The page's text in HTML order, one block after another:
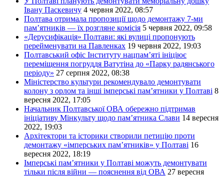
Івану Паскевичу 4 червня 2022, 08:57
Полтава отримала пропозиції щодо демонтажу 7-ми
пам’ятників — їх розгляне комісія 5 червня 2022, 09:58
«Дерусифікація» Полтави: які вулиці пропонують
перейменувати на Павленках 19 червня 2022, 19:03
Полтавський офіс Інституту нацпам’яті ініціює
переміщення погруддя Ватутіна до «Парку радянського
періоду» 27 серпня 2022, 08:38
Міністерство культури рекомендувало демонтувати
колону з орлом та інші імперські пам’ятники у Полтаві 8
вересня 2022, 17:05
Начальник Полтавської ОВА обережно підтримав
ініціативу Мінкульту щодо пам’ятника Слави 14 вересня
2022, 19:03
Архітектори та історики створили петицію проти
демонтажу «імперських пам’ятників» у Полтаві 16
вересня 2022, 18:19
Імперські пам’ятники у Полтаві можуть демонтувати
тільки після війни — пояснення від ОВА 27 вересня